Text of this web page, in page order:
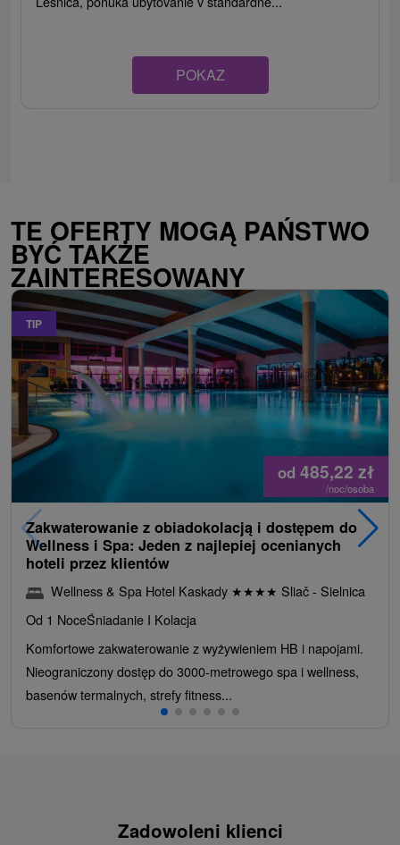
POKAZ
TE OFERTY MOGĄ PAŃSTWO
BYĆ TAKŻE
ZAINTERESOWANY
TIP
od 485,22 zł
/noc/osoba
Zakwaterowanie z obiadokolacją i dostępem do
Wellness i Spa: Jeden z najlepiej ocenianych
hoteli przez klientów
Wellness & Spa Hotel Kaskady ★★★★ Sliač - Sielnica
Od 1 NoceŚniadanie I Kolacja
Komfortowe zakwaterowanie z wyżywieniem HB i napojami.
Nieograniczony dostęp do 3000-metrowego spa i wellness,
basenów termalnych, strefy fitness...
Zadowoleni klienci